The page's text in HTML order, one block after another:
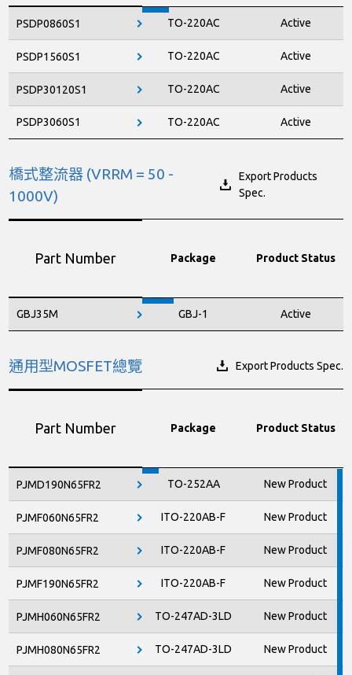
PSDP0860S1
PSDP1560S1
PSDP30120S1
PSDP3060S1
TO-220AC Active
TO-220AC Active
TO-220AC Active
TO-220AC Active
橋式整流器 (VRRM = 50 -
1000V)
Export Products
Spec.
Part Number
GBJ35M
Package Product Status
GBJ-1 Active
通用型MOSFET總覽 Export Products Spec.
Part Number
PJMD190N65FR2
PJMF060N65FR2
PJMF080N65FR2
PJMF190N65FR2
PJMH060N65FR2
PJMH080N65FR2
Package Product Status
TO-252AA New Product
ITO-220AB-F New Product
ITO-220AB-F New Product
ITO-220AB-F New Product
TO-247AD-3LD New Product
TO-247AD-3LD New Product